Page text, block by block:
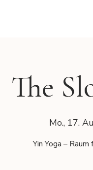
The
Mo., 17.
Yin Yoga –